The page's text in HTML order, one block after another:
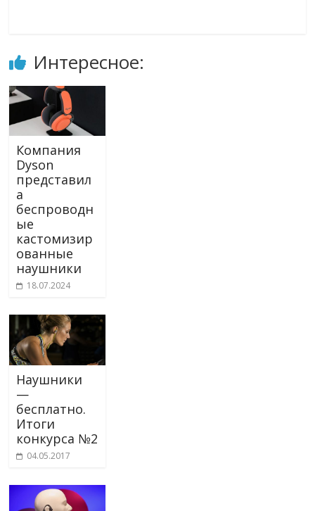
Интересное:
Компания
Dyson
представил
а
беспроводн
ые
кастомизир
ованные
наушники
18.07.2024
Наушники
—
бесплатно.
Итоги
конкурса №2
04.05.2017